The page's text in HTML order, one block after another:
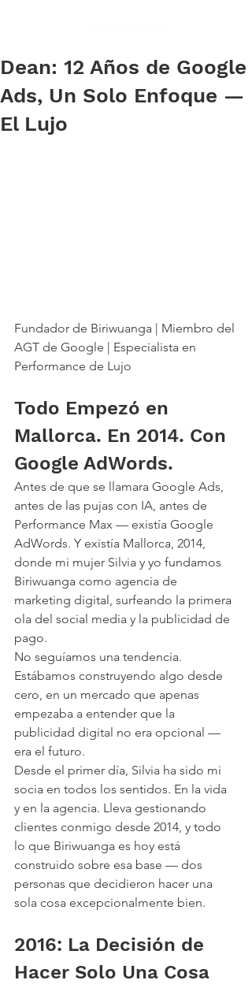
Dean: 12 Años de Google
Ads, Un Solo Enfoque —
El Lujo
Fundador de Biriwuanga | Miembro del
AGT de Google | Especialista en
Performance de Lujo
Todo Empezó en
Mallorca. En 2014. Con
Google AdWords.
Antes de que se llamara Google Ads,
antes de las pujas con IA, antes de
Performance Max — existía Google
AdWords. Y existía Mallorca, 2014,
donde mi mujer Silvia y yo fundamos
Biriwuanga como agencia de
marketing digital, surfeando la primera
ola del social media y la publicidad de
pago.
No seguíamos una tendencia.
Estábamos construyendo algo desde
cero, en un mercado que apenas
empezaba a entender que la
publicidad digital no era opcional —
era el futuro.
Desde el primer día, Silvia ha sido mi
socia en todos los sentidos. En la vida
y en la agencia. Lleva gestionando
clientes conmigo desde 2014, y todo
lo que Biriwuanga es hoy está
construido sobre esa base — dos
personas que decidieron hacer una
sola cosa excepcionalmente bien.
2016: La Decisión de
Hacer Solo Una Cosa